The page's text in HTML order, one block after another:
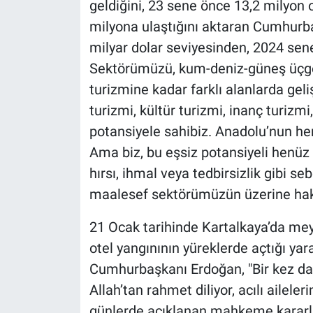
geldiğini, 23 sene önce 13,2 milyon
milyona ulaştığını aktaran
milyar dolar seviyesinden, 2024
Sektörümüzü, kum-deniz-güneş
turizmine kadar farklı alanlarda
turizmi, kültür turizmi, inanç
potansiyele sahibiz. Anadolu’nun
Ama biz, bu eşsiz potansiyeli
hırsı, ihmal veya tedbirsizlik gibi
maalesef sektörümüzün üzerine
21 Ocak tarihinde Kartalkaya’da
otel yangınının yüreklerde açtığı
Cumhurbaşkanı Erdoğan, "Bir kez
Allah’tan rahmet diliyor, acılı